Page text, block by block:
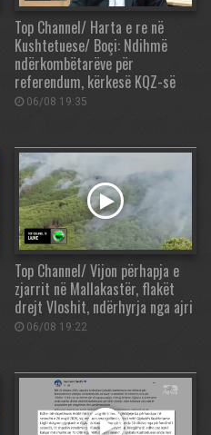
Top Channel/ Harta e re në
Kushtetuese/ Boçi: Ndihmë
ndërkombëtarëve për
referendum, kërkesë KQZ-së
06/08 19:35
Top Channel/ Vijon përhapja e
zjarrit në Mallakastër, flakët
drejt Vloshit, ndërhyrja nga ajri
06/08 19:22